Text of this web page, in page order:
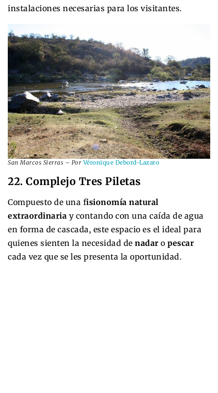
instalaciones necesarias para los visitantes.
San Marcos Sierras – PorVéronique Debord-Lazaro
22. Complejo Tres Piletas
Compuesto de una fisionomía natural
extraordinaria y contando con una caída de agua
en forma de cascada, este espacio es el ideal para
quienes sienten la necesidad de nadar o pescar
cada vez que se les presenta la oportunidad.